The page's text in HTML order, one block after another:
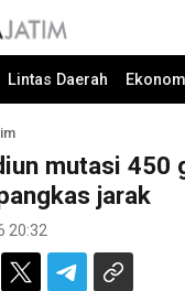
Lintas Daerah
mutasi 450
jarak
20:32